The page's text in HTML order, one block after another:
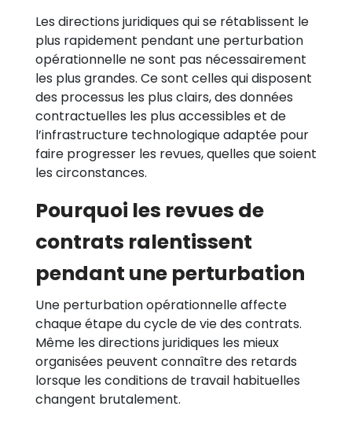
Les directions juridiques qui se rétablissent le
plus rapidement pendant une perturbation
opérationnelle ne sont pas nécessairement
les plus grandes. Ce sont celles qui disposent
des processus les plus clairs, des données
contractuelles les plus accessibles et de
l’infrastructure technologique adaptée pour
faire progresser les revues, quelles que soient
les circonstances.
Pourquoi les revues de
contrats ralentissent
pendant une perturbation
Une perturbation opérationnelle affecte
chaque étape du cycle de vie des contrats.
Même les directions juridiques les mieux
organisées peuvent connaître des retards
lorsque les conditions de travail habituelles
changent brutalement.